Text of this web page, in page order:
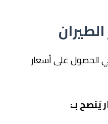
الحصول على أسعار
بـ: